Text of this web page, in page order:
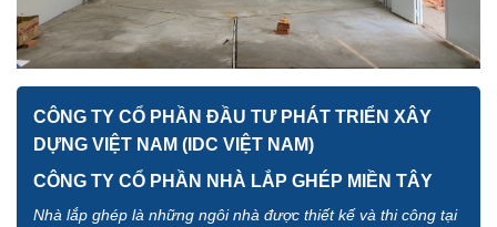
CÔNG TY CỔ PHẦN ĐẦU TƯ PHÁT TRIỂN XÂY
DỰNG VIỆT NAM (IDC VIỆT NAM)
CÔNG TY CỔ PHẦN NHÀ LẮP GHÉP MIỀN TÂY
Nhà lắp ghép là những ngôi nhà được thiết kế và thi công tại